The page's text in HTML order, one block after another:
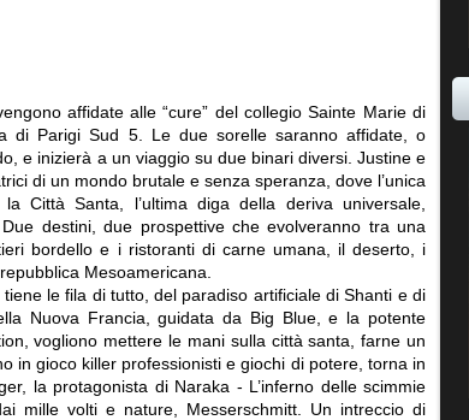
affidate alle “cure” del collegio Sainte Marie di
di Parigi Sud 5. Le due sorelle saranno affidate, o
e inizierà a un viaggio su due binari diversi. Justine e
di un mondo brutale e senza speranza, dove l’unica
Città Santa, l’ultima diga della deriva universale,
destini, due prospettive che evolveranno tra una
bordello e i ristoranti di carne umana, il deserto, i
Mesoamericana.
le fila di tutto, del paradiso artificiale di Shanti e di
Nuova Francia, guidata da Big Blue, e la potente
vogliono mettere le mani sulla città santa, farne un
in gioco killer professionisti e giochi di potere, torna in
la protagonista di Naraka - L’inferno delle scimmie
mille volti e nature, Messerschmitt. Un intreccio di